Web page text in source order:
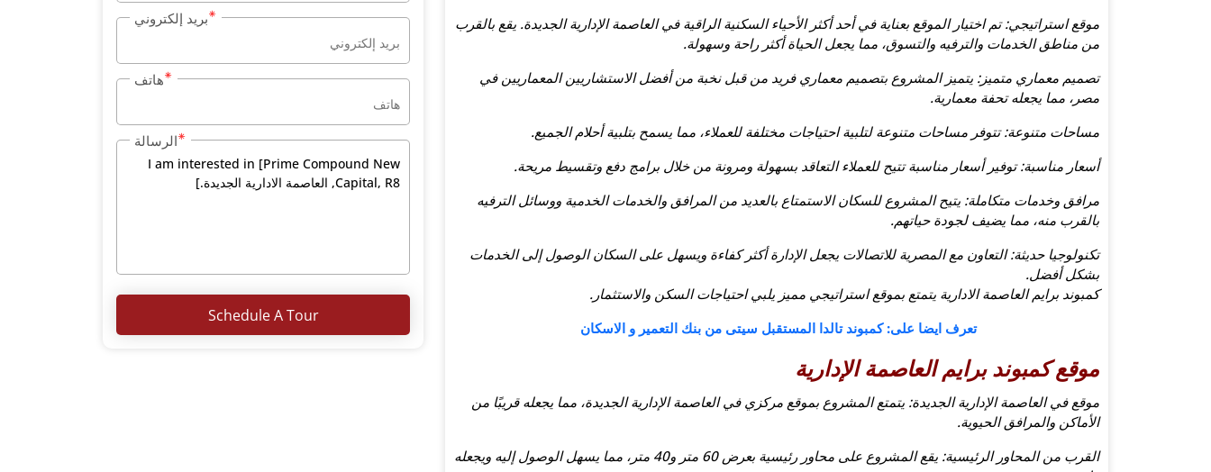
موقع استراتيجي: تم اختيار الموقع بعناية في أحد أكثر الأحياء السكنية الراقية في العاصمة الإدارية الجديدة. يقع بالقرب
من مناطق الخدمات والترفيه والتسوق، مما يجعل الحياة أكثر راحة وسهولة.
تصميم معماري متميز: يتميز المشروع بتصميم معماري فريد من قبل نخبة من أفضل الاستشاريين المعماريين في
مصر، مما يجعله تحفة معمارية.
مساحات متنوعة: تتوفر مساحات متنوعة لتلبية احتياجات مختلفة للعملاء، مما يسمح بتلبية أحلام الجميع.
أسعار مناسبة: توفير أسعار مناسبة تتيح للعملاء التعاقد بسهولة ومرونة من خلال برامج دفع وتقسيط مريحة.
مرافق وخدمات متكاملة: يتيح المشروع للسكان الاستمتاع بالعديد من المرافق والخدمات الخدمية ووسائل الترفيه
بالقرب منه، مما يضيف لجودة حياتهم.
تكنولوجيا حديثة: التعاون مع المصرية للاتصالات يجعل الإدارة أكثر كفاءة ويسهل على السكان الوصول إلى الخدمات
بشكل أفضل.
كمبوند برايم العاصمة الادارية يتمتع بموقع استراتيجي مميز يلبي احتياجات السكن والاستثمار.
تعرف ايضا على: كمبوند تالدا المستقبل سيتى من بنك التعمير و الاسكان
موقع كمبوند برايم العاصمة الإدارية
موقع في العاصمة الإدارية الجديدة: يتمتع المشروع بموقع مركزي في العاصمة الإدارية الجديدة، مما يجعله قريبًا من
الأماكن والمرافق الحيوية.
القرب من المحاور الرئيسية: يقع المشروع على محاور رئيسية بعرض 60 متر و40 متر، مما يسهل الوصول إليه ويجعله
بريد إلكتروني
هاتف
الرسالة
Schedule A Tour